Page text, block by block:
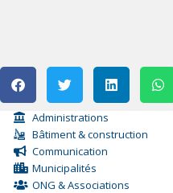
Administrations
Bâtiment & construction
Communication
Municipalités
ONG & Associations